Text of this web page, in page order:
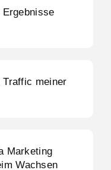
Traffic meiner
Marketing
Wachsen